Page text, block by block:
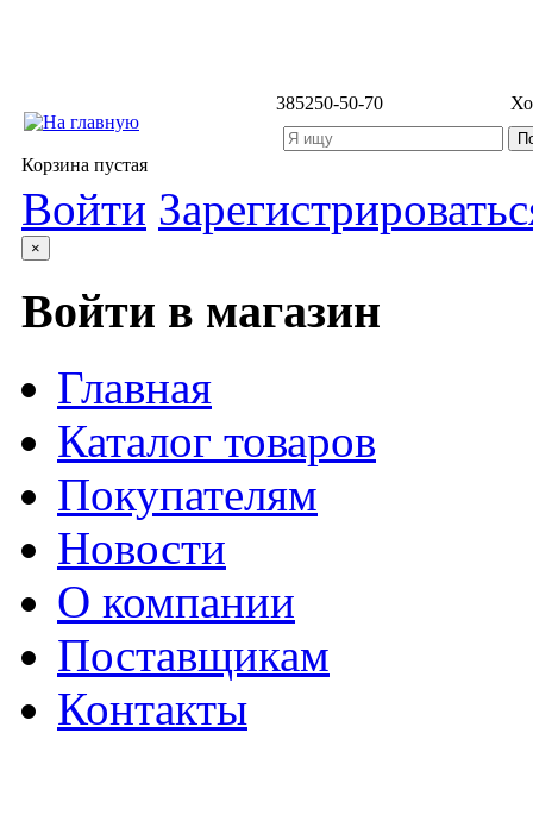
385250-50-70
Корзина пустая
Войти
×
Войти в магазин
Главная
Каталог товаров
Покупателям
Новости
О компании
Поставщикам
Контакты